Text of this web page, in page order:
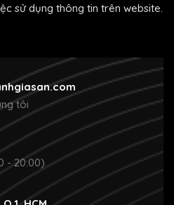
sử dụng thông tin trên website.
tôi
- 20:00)